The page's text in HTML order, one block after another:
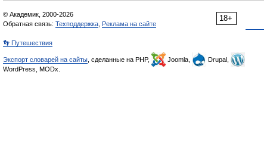
18+
© Академик, 2000-2026
Обратная связь: Техподдержка Реклама на сайте
👣 Путешествия
Экспорт словарей на сайты , сделанные на PHP, Joomla,
Drupal,
WordPress, MODx.